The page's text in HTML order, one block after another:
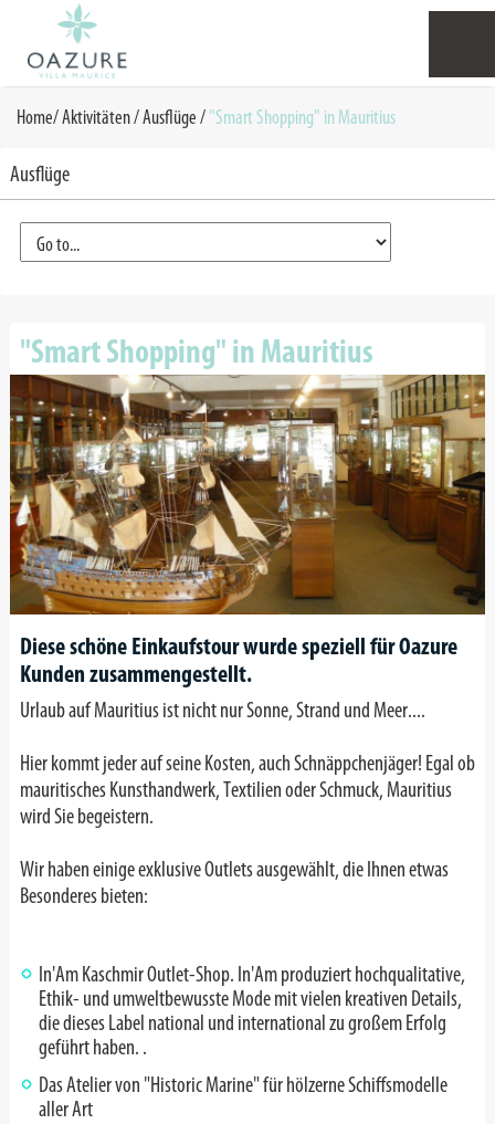
Home/Aktivitäten/Ausflüge/"Smart Shopping" in Mauritius
Ausflüge
"Smart Shopping" in Mauritius
Diese schöne Einkaufstour wurde speziell für Oazure
Kunden zusammengestellt.
Urlaub auf Mauritius ist nicht nur Sonne, Strand und Meer....
Hier kommt jeder auf seine Kosten, auch Schnäppchenjäger! Egal ob
mauritisches Kunsthandwerk, Textilien oder Schmuck, Mauritius
wird Sie begeistern.
Wir haben einige exklusive Outlets ausgewählt, die Ihnen etwas
Besonderes bieten:
In'Am Kaschmir Outlet-Shop. In'Am produziert hochqualitative,
Ethik- und umweltbewusste Mode mit vielen kreativen Details,
die dieses Label national und international zu großem Erfolg
geführt haben. .
Das Atelier von "Historic Marine" für hölzerne Schiffsmodelle
aller Art